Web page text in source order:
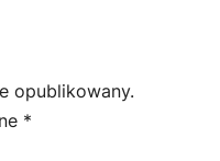
opublikowany.
*